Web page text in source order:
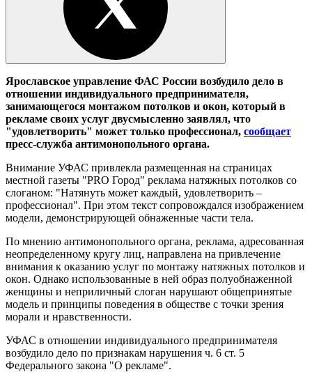
Ярославское управление ФАС России возбудило дело в
отношении индивидуального предпринимателя,
занимающегося монтажом потолков и окон, который в
рекламе своих услуг двусмысленно заявлял, что
"удовлетворить" может только профессионал, сообщает
пресс-служба антимонопольного органа.
Внимание УФАС привлекла размещенная на страницах
местной газеты "PRO Город" реклама натяжных потолков со
слоганом: "Натянуть может каждый, удовлетворить –
профессионал". При этом текст сопровождался изображением
модели, демонстрирующей обнаженные части тела.
По мнению антимонопольного органа, реклама, адресованная
неопределенному кругу лиц, направлена на привлечение
внимания к оказанию услуг по монтажу натяжных потолков и
окон. Однако использованные в ней образ полуобнаженной
женщины и неприличный слоган нарушают общепринятые
модель и принципы поведения в обществе с точки зрения
морали и нравственности.
УФАС в отношении индивидуального предпринимателя
возбудило дело по признакам нарушения ч. 6 ст. 5
Федерального закона "О рекламе".